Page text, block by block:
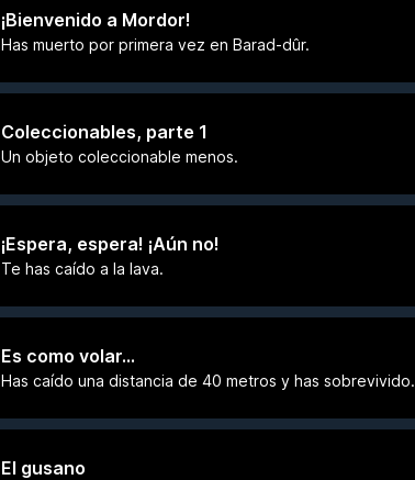
¡Bienvenido a Mordor!
Has muerto por primera vez en Barad-dûr.
Coleccionables, parte 1
Un objeto coleccionable menos.
¡Espera, espera! ¡Aún no!
Te has caído a la lava.
Es como volar…
Has caído una distancia de 40 metros y has sobrevivido.
El gusano